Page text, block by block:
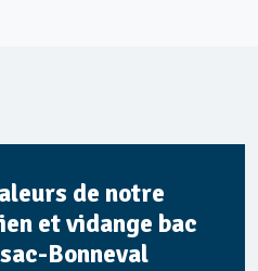
de notre
et vidange bac
Bonneval